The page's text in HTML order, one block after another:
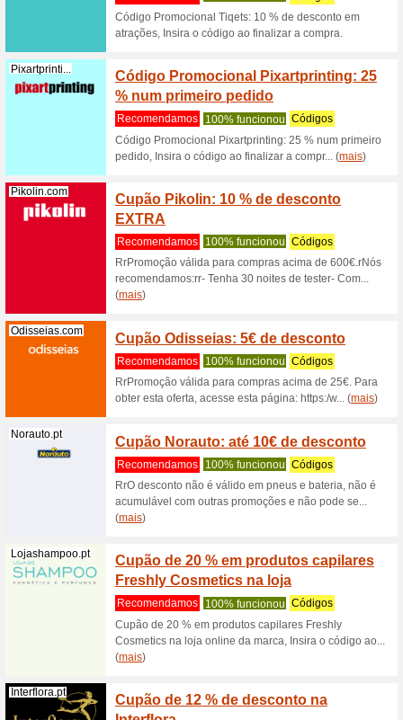
Expondo.pt
Cupom
válida
Rowenta.pt
anos
Estamos
-15%
Pecasauto24.pt